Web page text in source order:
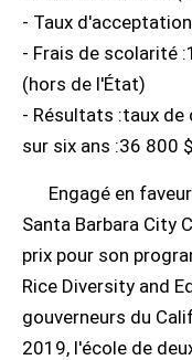
- Taux
- Frais de scolarité
(hors de l'État)
- Résultats :taux de
sur six ans :36 800 $
Engagé en
Santa Barbara City
prix pour son
Rice Diversity and
gouverneurs du
2019, l'école de